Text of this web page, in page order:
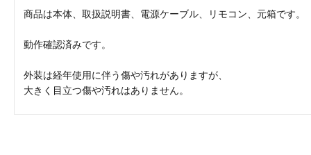
商品は本体、取扱説明書、電源ケーブル、リモコン、元箱です。
動作確認済みです。
外装は経年使用に伴う傷や汚れがありますが、
大きく目立つ傷や汚れはありません。